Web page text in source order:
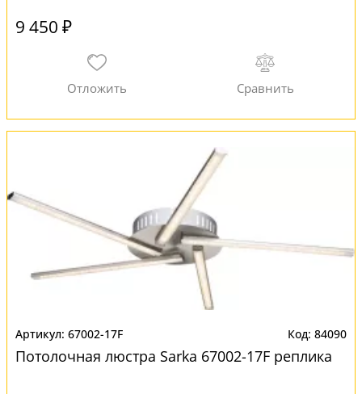
9 450 ₽
67002-17F 84090
Потолочная люстра Sarka 67002-17F реплика